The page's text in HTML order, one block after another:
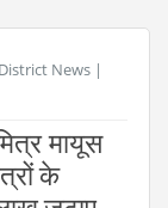
News |
मायूस
के